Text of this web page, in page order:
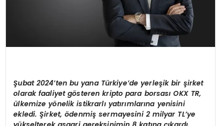
Şubat 2024’ten bu yana Türkiye’de yerleşik bir şirket
olarak faaliyet gösteren kripto para borsası OKX TR,
ülkemize yönelik istikrarlı yatırımlarına yenisini
ekledi. Şirket, ödenmiş sermayesini 2 milyar TL’ye